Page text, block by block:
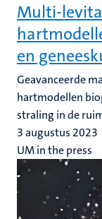
Multi-
en
Geavanceerde
hartmodellen
straling in de
3 augustus 2023
UM in the press